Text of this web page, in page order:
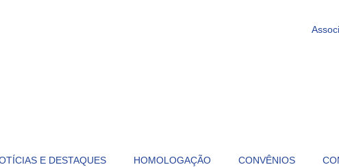
E DESTAQUES HOMOLOGAÇÃO CONVÊNIOS